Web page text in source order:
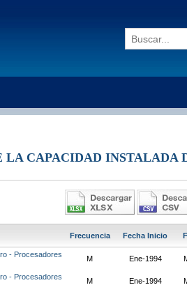
CAPACIDAD INSTALADA
Frecuencia Fecha Inicio
- Procesadores
M Ene-1994
- Procesadores
M Ene-1994